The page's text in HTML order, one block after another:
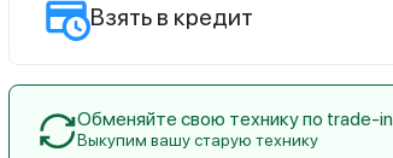
Взять в кредит
Обменяйте свою технику по trade-in
Выкупим вашу старую технику